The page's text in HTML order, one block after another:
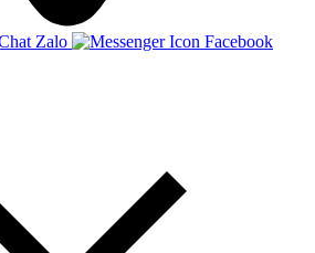
Zalo Facebook